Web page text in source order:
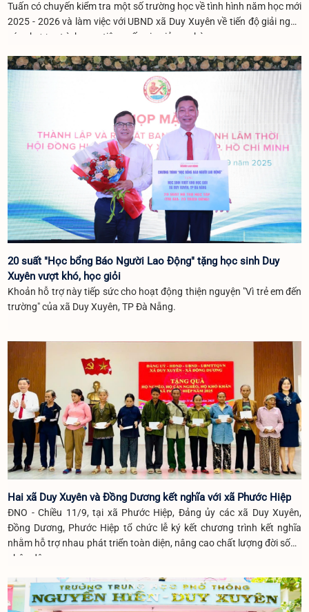
Tuấn có chuyến kiểm tra một số trường học về tình hình năm học mới
2025 - 2026 và làm việc với UBND xã Duy Xuyên về tiến độ giải ngân
các chương trình mục tiêu quốc gia giảm nghèo.
20 suất "Học bổng Báo Người Lao Động" tặng học sinh Duy
Xuyên vượt khó, học giỏi
Khoản hỗ trợ này tiếp sức cho hoạt động thiện nguyện "Vì trẻ em đến
trường" của xã Duy Xuyên, TP Đà Nẵng.
Hai xã Duy Xuyên và Đồng Dương kết nghĩa với xã Phước Hiệp
ĐNO - Chiều 11/9, tại xã Phước Hiệp, Đảng ủy các xã Duy Xuyên,
Đồng Dương, Phước Hiệp tổ chức lễ ký kết chương trình kết nghĩa
nhằm hỗ trợ nhau phát triển toàn diện, nâng cao chất lượng đời sống
nhân dân.